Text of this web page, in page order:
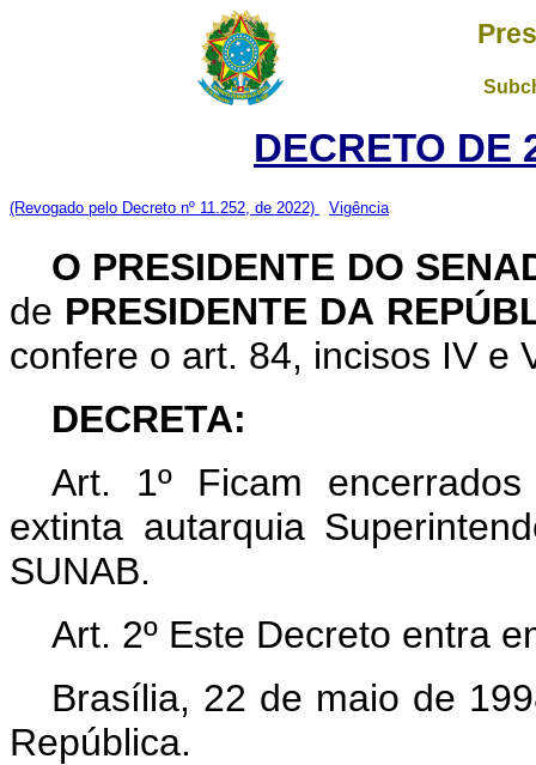
DECRETO DE
(Revogado pelo Decreto nº 11.252, de 2022) Vigência
O PRESIDENTE DO
de PRESIDENTE DA
confere o art. 84, incisos IV e
DECRETA:
Art. 1º Ficam
extinta autarquia
SUNAB.
Art. 2º Este Decreto entra
Brasília, 22 de maio de
República.